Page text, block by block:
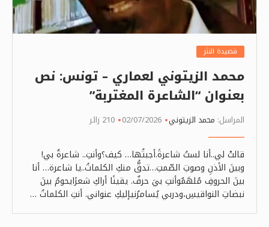
قصيدة النثر
محمد الزيتوني لعماري – تونس: نص
بعنوان “الشاعرة المغتربة”
المراسل: محمد الزيتوني 02/07/2026 210 زائر
قالتْ لي..أنا لستُ شاعرةً.أجبتُها… كيف؟وأنتِ.. شاعرةٌ بي!
وبينَ الأذنِ وصوتِ الصّمتِ…تدقُّ منكِ الكلماتُ..يا شاعرة… أنا
بينَ الحروفِ مُلهَمٌوأنتِ بيَ حرفٌ. يقينًا أراكِ شعرًايحومُ بينَ
نبضاتِ النواقيسِ،ودربي يُسامرُنيإليكِ عنواني. أنتِ الكلماتُ …